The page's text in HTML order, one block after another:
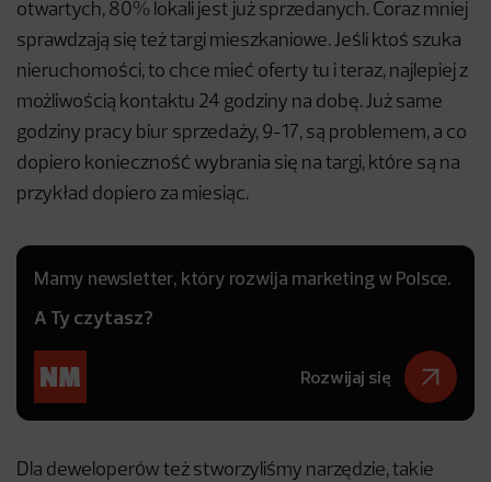
otwartych, 80% lokali jest już sprzedanych. Coraz mniej
sprawdzają się też targi mieszkaniowe. Jeśli ktoś szuka
nieruchomości, to chce mieć oferty tu i teraz, najlepiej z
możliwością kontaktu 24 godziny na dobę. Już same
godziny pracy biur sprzedaży, 9-17, są problemem, a co
dopiero konieczność wybrania się na targi, które są na
przykład dopiero za miesiąc.
Mamy newsletter, który rozwija marketing w Polsce.
A Ty czytasz?
Rozwijaj się
Dla deweloperów też stworzyliśmy narzędzie, takie